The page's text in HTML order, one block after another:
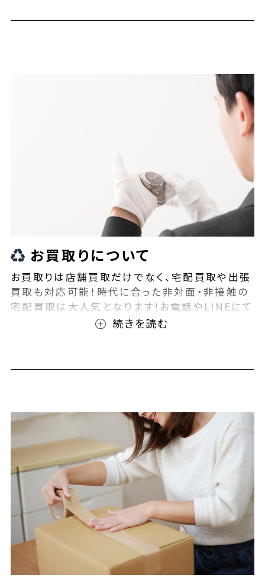
お買取りについて
お買取りは店舗買取だけでなく、宅配買取や出張
買取も対応可能！時代に合った非対面・非接触の
宅配買取は大人気となります!お電話やLINEにて
事前査定が可能となっております！また無料の宅